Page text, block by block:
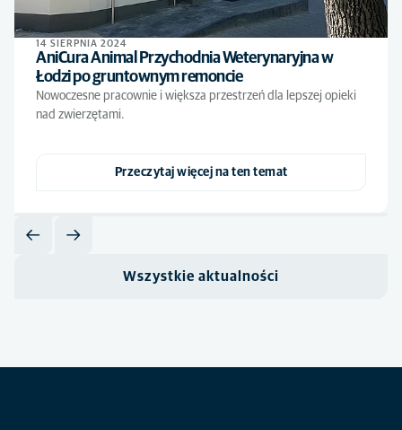
14 SIERPNIA 2024
AniCura Animal Przychodnia Weterynaryjna w
Łodzi po gruntownym remoncie
Nowoczesne pracownie i większa przestrzeń dla lepszej opieki
nad zwierzętami.
Przeczytaj więcej na ten temat
Wszystkie aktualności